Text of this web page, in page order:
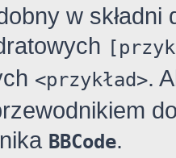
w
<przykład>.
BBCode.